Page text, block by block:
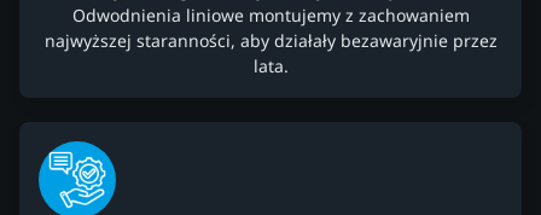
Odwodnienia liniowe montujemy z zachowaniem
najwyższej staranności, aby działały bezawaryjnie przez
lata.